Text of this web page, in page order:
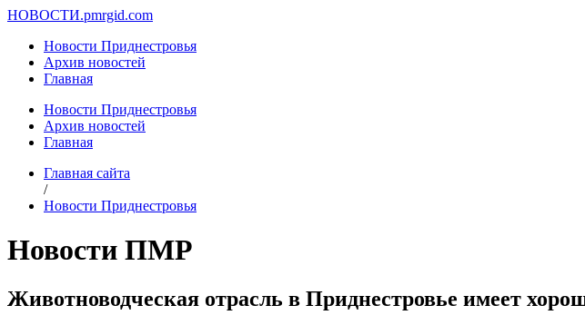
НОВОСТИ.pmrgid.com
Новости Приднестровья
Архив новостей
Главная
Новости Приднестровья
Архив новостей
Главная
Главная сайта
/
Новости Приднестровья
Новости ПМР
Животноводческая отрасль в Приднестровье имеет